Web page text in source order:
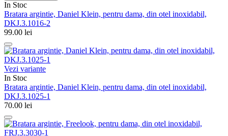
In Stoc
Bratara argintie, Daniel Klein, pentru dama, din otel inoxidabil,
DKJ.3.1016-2
99.00 lei
Vezi variante
In Stoc
Bratara argintie, Daniel Klein, pentru dama, din otel inoxidabil,
DKJ.3.1025-1
70.00 lei